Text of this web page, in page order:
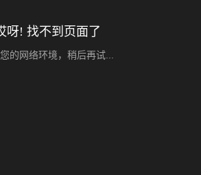
呀! 找不到页面了
的网络环境，稍后再试...